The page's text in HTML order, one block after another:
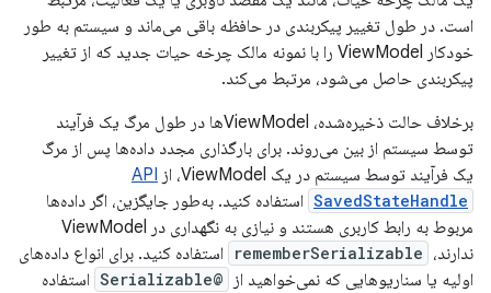
است. در طول تغییر پیکربندی در حافظه باقی می‌ماند و سیستم به طور
خودکار ViewModel را با نمونه مالک چرخه حیات جدید که از تغییر
پیکربندی حاصل می‌شود، مرتبط می‌کند.
برخلاف حالت ذخیره‌شده، ViewModelها در طول مرگ یک فرآیند
توسط سیستم از بین می‌روند. برای بارگذاری مجدد داده‌ها پس از مرگ
یک فرآیند توسط سیستم در یک ViewModel، از
API
SavedStateHandle استفاده کنید. به‌طور جایگزین، اگر داده‌ها
مربوط به رابط کاربری هستند و نیازی به نگهداری در ViewModel
ندارند، rememberSerializable
استفاده کنید. برای انواع داده‌های
اولیه یا سناریوهایی که نمی‌خواهید از
@Serializable
استفاده